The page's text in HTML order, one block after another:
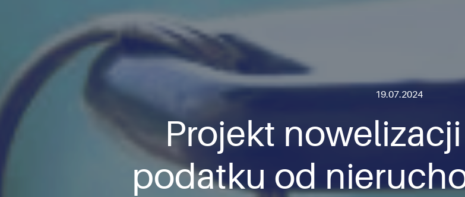
19.07.2024
Projekt
podatku od